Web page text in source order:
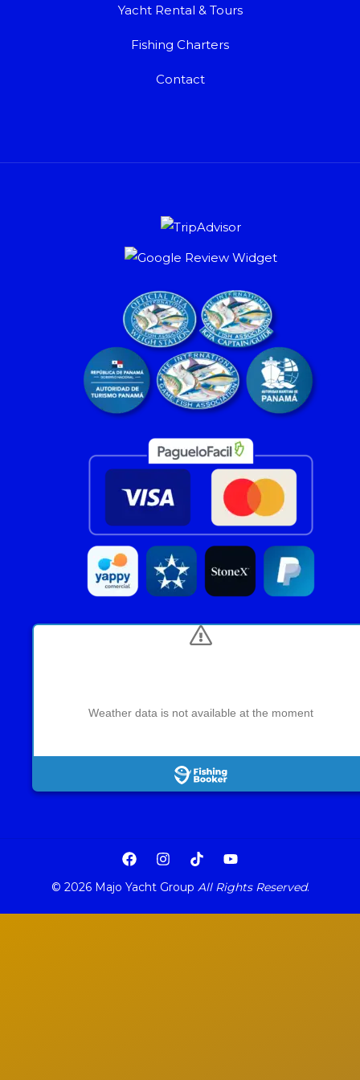
Yacht Rental & Tours
Fishing Charters
Contact
Weather data is not available at the moment
© 2026 Majo Yacht Group All Rights Reserved.